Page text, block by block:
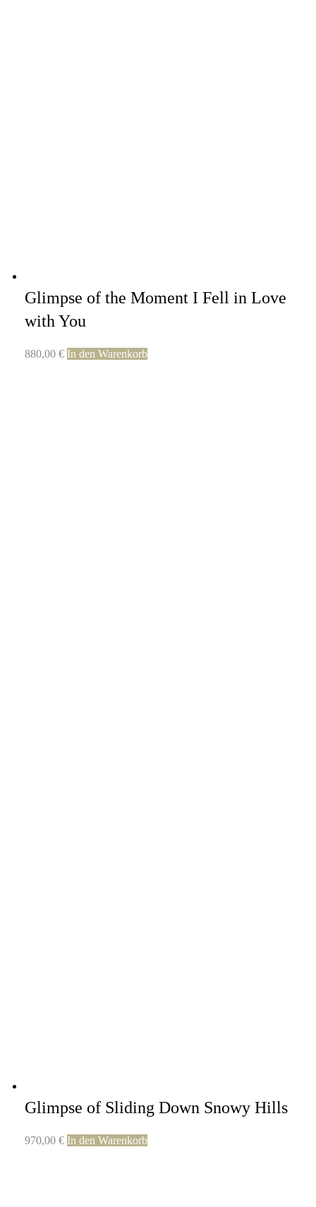
Glimpse of the Moment I Fell in Love
with You
880,00 € In den Warenkorb
Glimpse of Sliding Down Snowy Hills
970,00 € In den Warenkorb